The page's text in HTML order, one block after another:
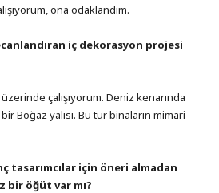
ona odaklandım.
iç dekorasyon projesi
çalışıyorum. Deniz kenarında
Boğaz yalısı. Bu tür binaların mimari
tasarımcılar için öneri almadan
bir öğüt var mı?